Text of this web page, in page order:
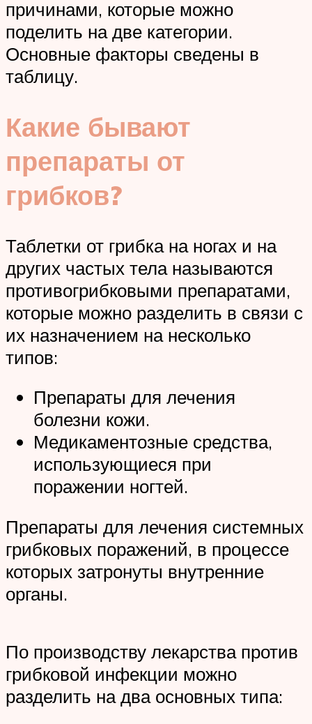
причинами, которые можно
поделить на две категории.
Основные факторы сведены в
таблицу.
Какие бывают
препараты от
грибков?
Таблетки от грибка на ногах и на
других частых тела называются
противогрибковыми препаратами,
которые можно разделить в связи с
их назначением на несколько
типов:
Препараты для лечения
болезни кожи.
Медикаментозные средства,
использующиеся при
поражении ногтей.
Препараты для лечения системных
грибковых поражений, в процессе
которых затронуты внутренние
органы.
По производству лекарства против
грибковой инфекции можно
разделить на два основных типа: